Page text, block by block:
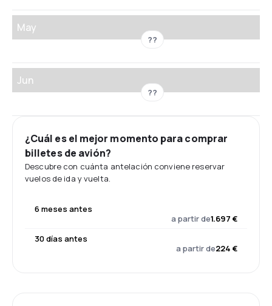
May
??
Jun
??
¿Cuál es el mejor momento para comprar
billetes de avión?
Descubre con cuánta antelación conviene reservar
vuelos de ida y vuelta.
6 meses antes
a partir de1.697 €
30 días antes
a partir de224 €